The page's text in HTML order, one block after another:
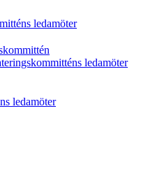
ledamöter
ledamöter
ledamöter